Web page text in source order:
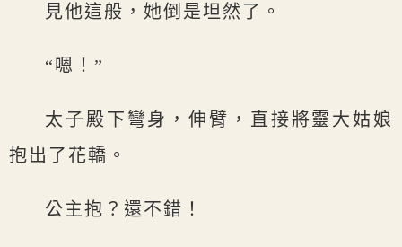
見他這般，她倒是坦然了。
“嗯！”
太子殿下彎身，伸臂，直接將靈大姑娘
抱出了花轎。
公主抱？還不錯！